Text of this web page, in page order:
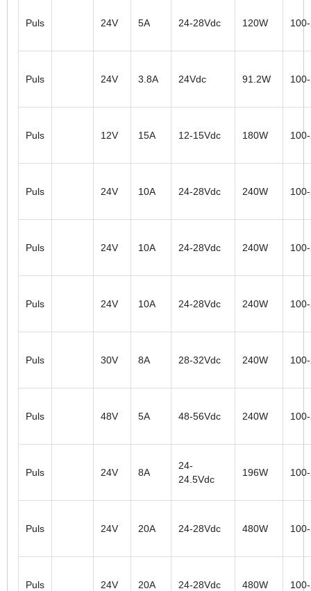
Puls 24V 5A 24-28Vdc 120W
Puls 24V 3.8A 24Vdc 91.2W
Puls 12V 15A 12-15Vdc 180W
Puls 24V 10A 24-28Vdc 240W
Puls 24V 10A 24-28Vdc 240W
Puls 24V 10A 24-28Vdc 240W
Puls 30V 8A 28-32Vdc 240W
Puls 48V 5A 48-56Vdc 240W
Puls 24V 8A
24-
24.5Vdc
196W
Puls 24V 20A 24-28Vdc 480W
Puls 24V 20A 24-28Vdc 480W